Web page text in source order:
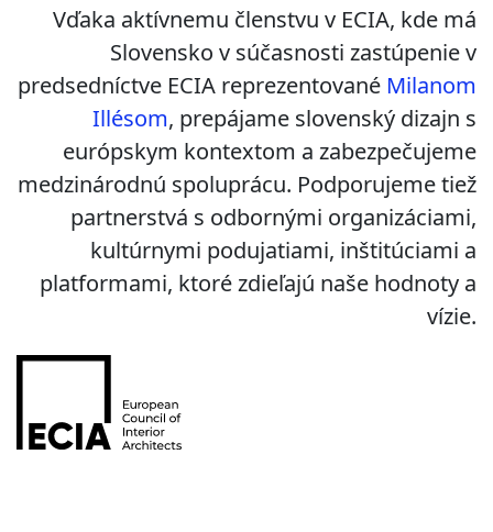
Vďaka aktívnemu členstvu v ECIA, kde má
Slovensko v súčasnosti zastúpenie v
predsedníctve ECIA reprezentované Milanom
Illésom, prepájame slovenský dizajn s
európskym kontextom a zabezpečujeme
medzinárodnú spoluprácu. Podporujeme tiež
partnerstvá s odbornými organizáciami,
kultúrnymi podujatiami, inštitúciami a
platformami, ktoré zdieľajú naše hodnoty a
vízie.